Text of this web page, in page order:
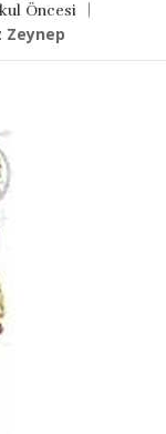
Öncesi
Zeynep